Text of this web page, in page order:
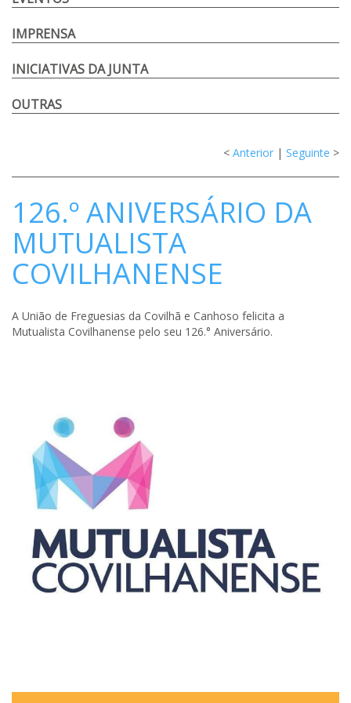
IMPRENSA
INICIATIVAS DA JUNTA
OUTRAS
< Anterior | Seguinte >
126.º ANIVERSÁRIO DA
MUTUALISTA
COVILHANENSE
A União de Freguesias da Covilhã e Canhoso felicita a
Mutualista Covilhanense pelo seu 126.° Aniversário.